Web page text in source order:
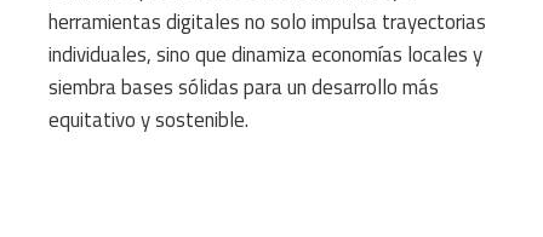
herramientas digitales no solo impulsa trayectorias
individuales, sino que dinamiza economías locales y
siembra bases sólidas para un desarrollo más
equitativo y sostenible.